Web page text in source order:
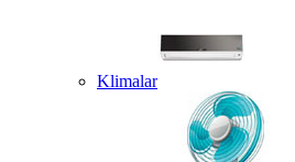
Klimalar